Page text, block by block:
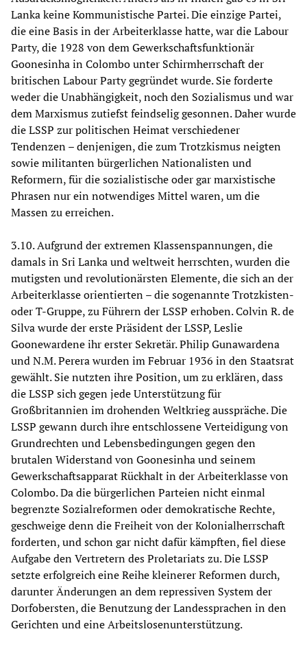
Lanka keine Kommunistische Partei. Die einzige Partei,
die eine Basis in der Arbeiterklasse hatte, war die Labour
Party, die 1928 von dem Gewerkschaftsfunktionär
Goonesinha in Colombo unter Schirmherrschaft der
britischen Labour Party gegründet wurde. Sie forderte
weder die Unabhängigkeit, noch den Sozialismus und war
dem Marxismus zutiefst feindselig gesonnen. Daher wurde
die LSSP zur politischen Heimat verschiedener
Tendenzen – denjenigen, die zum Trotzkismus neigten
sowie militanten bürgerlichen Nationalisten und
Reformern, für die sozialistische oder gar marxistische
Phrasen nur ein notwendiges Mittel waren, um die
Massen zu erreichen.
3.10. Aufgrund der extremen Klassenspannungen, die
damals in Sri Lanka und weltweit herrschten, wurden die
mutigsten und revolutionärsten Elemente, die sich an der
Arbeiterklasse orientierten – die sogenannte Trotzkisten-
oder T-Gruppe, zu Führern der LSSP erhoben. Colvin R. de
Silva wurde der erste Präsident der LSSP, Leslie
Goonewardene ihr erster Sekretär. Philip Gunawardena
und N.M. Perera wurden im Februar 1936 in den Staatsrat
gewählt. Sie nutzten ihre Position, um zu erklären, dass
die LSSP sich gegen jede Unterstützung für
Großbritannien im drohenden Weltkrieg ausspräche. Die
LSSP gewann durch ihre entschlossene Verteidigung von
Grundrechten und Lebensbedingungen gegen den
brutalen Widerstand von Goonesinha und seinem
Gewerkschaftsapparat Rückhalt in der Arbeiterklasse von
Colombo. Da die bürgerlichen Parteien nicht einmal
begrenzte Sozialreformen oder demokratische Rechte,
geschweige denn die Freiheit von der Kolonialherrschaft
forderten, und schon gar nicht dafür kämpften, fiel diese
Aufgabe den Vertretern des Proletariats zu. Die LSSP
setzte erfolgreich eine Reihe kleinerer Reformen durch,
darunter Änderungen an dem repressiven System der
Dorfobersten, die Benutzung der Landessprachen in den
Gerichten und eine Arbeitslosenunterstützung.